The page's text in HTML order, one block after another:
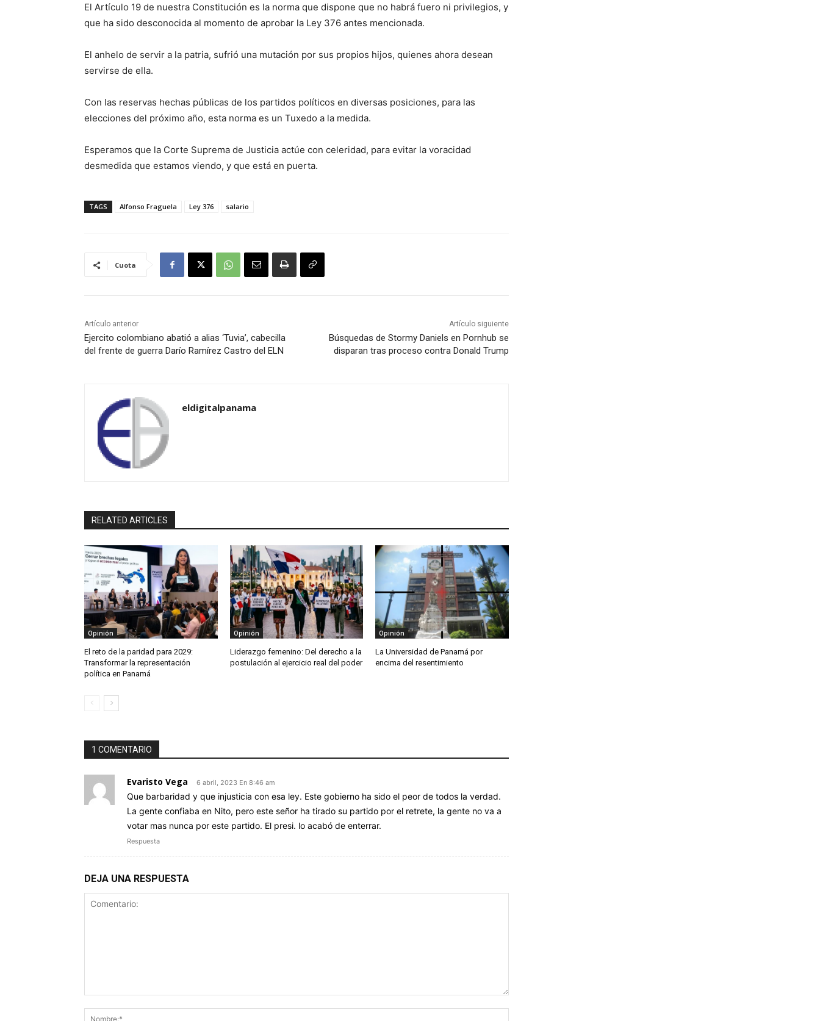
El Artículo 19 de nuestra Constitución es la norma que dispone que no habrá fuero ni privilegios, y
que ha sido desconocida al momento de aprobar la Ley 376 antes mencionada.
El anhelo de servir a la patria, sufrió una mutación por sus propios hijos, quienes ahora desean
servirse de ella.
Con las reservas hechas públicas de los partidos políticos en diversas posiciones, para las
elecciones del próximo año, esta norma es un Tuxedo a la medida.
Esperamos que la Corte Suprema de Justicia actúe con celeridad, para evitar la voracidad
desmedida que estamos viendo, y que está en puerta.
TAGS Alfonso Fraguela Ley 376 salario
Cuota
Artículo anterior
Ejercito colombiano abatió a alias ‘Tuvia’, cabecilla
del frente de guerra Darío Ramírez Castro del ELN
Artículo siguiente
Búsquedas de Stormy Daniels en Pornhub se
disparan tras proceso contra Donald Trump
eldigitalpanama
RELATED ARTICLES
Opinión
El reto de la paridad para 2029:
Transformar la representación
política en Panamá
Opinión
Liderazgo femenino: Del derecho a la
postulación al ejercicio real del poder
Opinión
La Universidad de Panamá por
encima del resentimiento
1 COMENTARIO
Evaristo Vega 6 abril, 2023 En 8:46 am
Que barbaridad y que injusticia con esa ley. Este gobierno ha sido el peor de todos la verdad.
La gente confiaba en Nito, pero este señor ha tirado su partido por el retrete, la gente no va a
votar mas nunca por este partido. El presi. lo acabó de enterrar.
Respuesta
DEJA UNA RESPUESTA